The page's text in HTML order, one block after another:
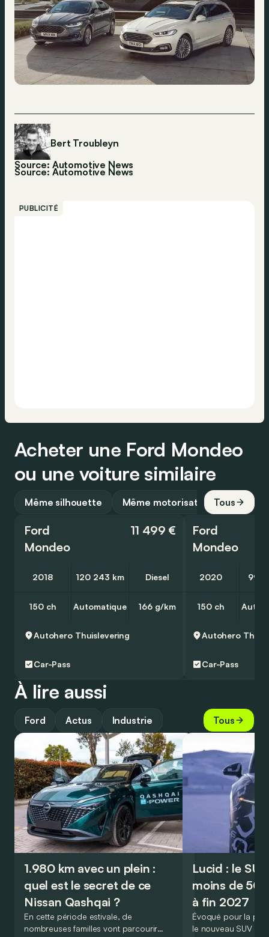
Bert Troubleyn
Source: Automotive News
Source: Automotive News
PUBLICITÉ
Acheter une Ford Mondeo
ou une voiture similaire
Même silhouette Même motorisation Tous
Ford
Mondeo
11 499 €
2018 120 243 km Diesel
150 ch Automatique 166 g/km
Autohero Thuislevering
Car-Pass
Ford
Mondeo
2020 99
150 ch
Autohero
Car-Pass
À lire aussi
Ford Actus Industrie Tous
1.980 km avec un plein :
quel est le secret de ce
Nissan Qashqai ?
En cette période estivale, de
nombreuses familles vont parcourir
Lucid : le
moins de
à fin 2027
Évoqué pour la
le nouveau SUV